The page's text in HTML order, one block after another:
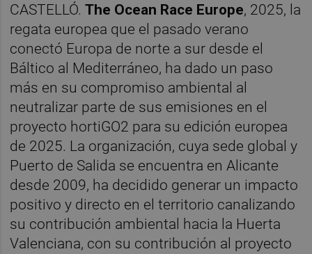
CASTELLÓ.The Ocean Race Europe, 2025, la
regata europea que el pasado verano
conectó Europa de norte a sur desde el
Báltico al Mediterráneo, ha dado un paso
más en su compromiso ambiental al
neutralizar parte de sus emisiones en el
proyecto hortiGO2 para su edición europea
de 2025. La organización, cuya sede global y
Puerto de Salida se encuentra en Alicante
desde 2009, ha decidido generar un impacto
positivo y directo en el territorio canalizando
su contribución ambiental hacia la Huerta
Valenciana, con su contribución al proyecto